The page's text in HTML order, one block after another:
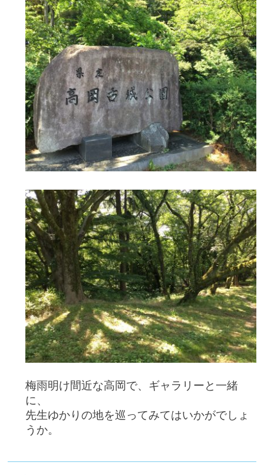
梅雨明け間近な高岡で、ギャラリーと一緒
に、
先生ゆかりの地を巡ってみてはいかがでしょ
うか。